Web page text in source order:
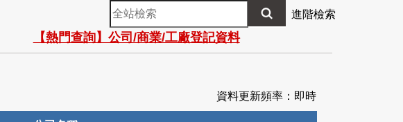
全
站
檢
索
進階檢索
【熱門查詢】公司/商業/工廠登記資料
資料更新頻率：即時